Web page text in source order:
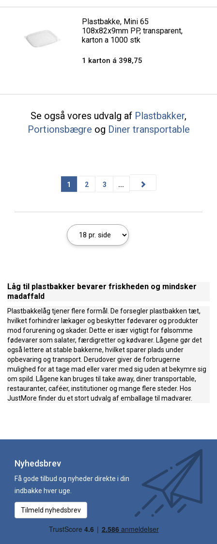
Plastbakke, Mini 65
108x82x9mm PP, transparent,
karton a 1000 stk
1 karton á 398,75
Se også vores udvalg af Plastbakker,
Portionsbægre og Diner transportable
1 2 3 ...
Låg til plastbakker bevarer friskheden og mindsker
madaffald
Plastbakkelåg tjener flere formål. De forsegler plastbakken tæt,
hvilket forhindrer lækager og beskytter fødevarer og produkter
mod forurening og skader. Dette er især vigtigt for følsomme
fødevarer som salater, færdigretter og kødvarer. Lågene gør det
også lettere at stable bakkerne, hvilket sparer plads under
opbevaring og transport. Derudover giver de forbrugerne
mulighed for at tage mad eller varer med sig uden at bekymre sig
om spild. Lågene kan bruges til take away, diner transportable,
restauranter, caféer, institutioner og mange flere steder. Hos
JustMore finder du et stort udvalg af emballage til madvarer.
Nyhedsbrev
Få gode tilbud og nyheder direkte i din
indbakke hver uge.
Tilmeld nyhedsbrev